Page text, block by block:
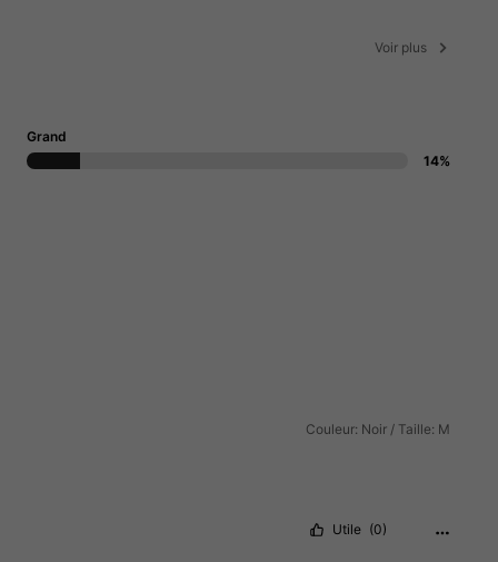
Voir plus
Grand
14%
Couleur: Noir / Taille: M
Utile (0)